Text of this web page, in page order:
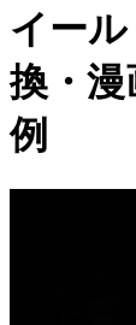
イー
換・
例